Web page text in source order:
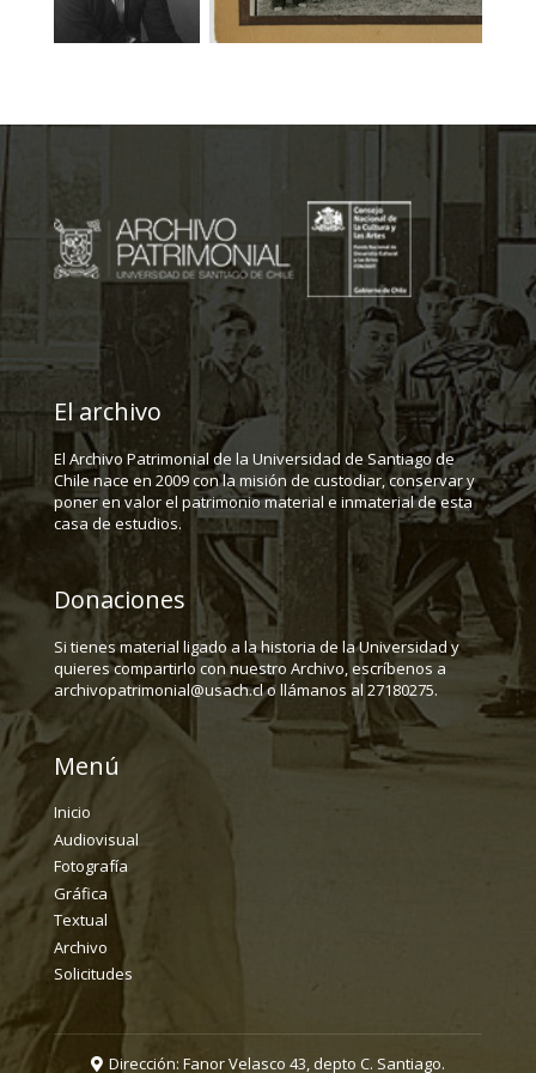
El archivo
El Archivo Patrimonial de la Universidad de Santiago de
Chile nace en 2009 con la misión de custodiar, conservar y
poner en valor el patrimonio material e inmaterial de esta
casa de estudios.
Donaciones
Si tienes material ligado a la historia de la Universidad y
quieres compartirlo con nuestro Archivo, escríbenos a
archivopatrimonial@usach.cl o llámanos al 27180275.
Menú
Inicio
Audiovisual
Fotografía
Gráfica
Textual
Archivo
Solicitudes
Dirección: Fanor Velasco 43, depto C. Santiago.